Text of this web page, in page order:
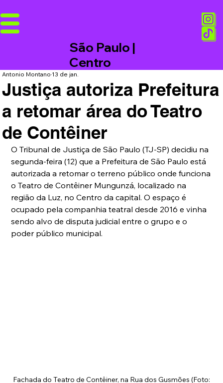
São Paulo |
Centro
Justiça autoriza Prefeitura
a retomar área do Teatro
de Contêiner
Antonio Montano13 de jan.
O Tribunal de Justiça de São Paulo (TJ-SP) decidiu na
segunda-feira (12) que a Prefeitura de São Paulo está
autorizada a retomar o terreno público onde funciona
o Teatro de Contêiner Mungunzá, localizado na
região da Luz, no Centro da capital. O espaço é
ocupado pela companhia teatral desde 2016 e vinha
sendo alvo de disputa judicial entre o grupo e o
poder público municipal.
Fachada do Teatro de Contêiner, na Rua dos Gusmões (Foto: